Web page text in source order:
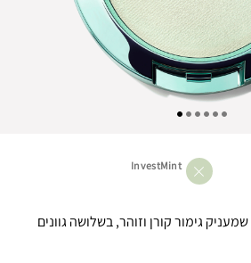
גימור קורן וזוהר, בשלושה גוונים
InvestMint